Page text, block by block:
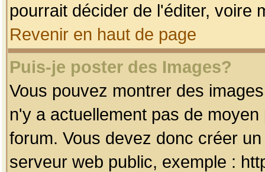
pourrait décider de l'éditer, voire
Revenir en haut de page
Puis-je poster des Images?
Vous pouvez montrer des
n'y a actuellement pas de
forum. Vous devez donc créer
serveur web public, exemple :